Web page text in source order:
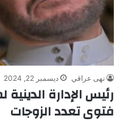
نهى عراقي ديسمبر 22, 2024
رئيس الإدارة
فتوى تعدد الزوجات